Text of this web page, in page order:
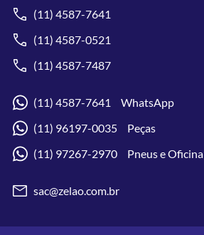
(11) 4587-7641
(11) 4587-0521
(11) 4587-7487
(11) 4587-7641 WhatsApp
(11) 96197-0035 Peças
(11) 97267-2970 Pneus e Oficina
sac@zelao.com.br